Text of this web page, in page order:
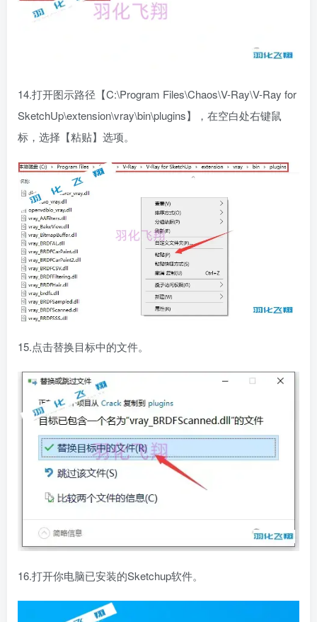
14.打开图示路径【C:\Program Files\Chaos\V-Ray\V-Ray for
SketchUp\extension\vray\bin\plugins】，在空白处右键鼠
标，选择【粘贴】选项。
15.点击替换目标中的文件。
16.打开你电脑已安装的Sketchup软件。